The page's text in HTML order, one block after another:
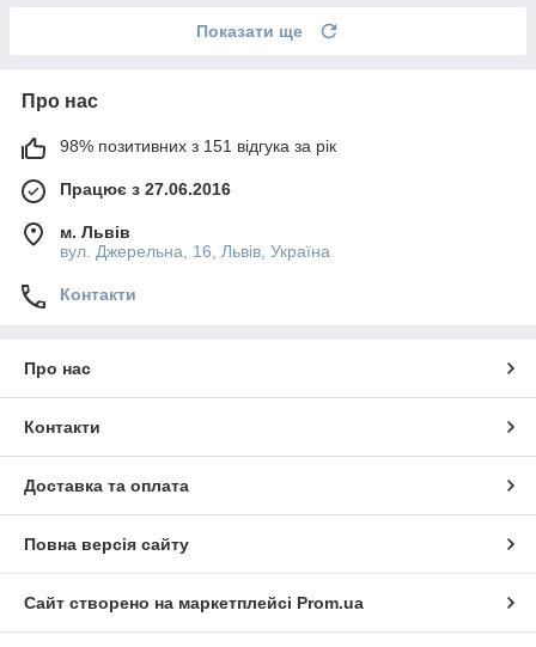
Показати ще
Про нас
98% позитивних з 151 відгука за рік
Працює з 27.06.2016
м. Львів
вул. Джерельна, 16, Львів, Україна
Контакти
Про нас
Контакти
Доставка та оплата
Повна версія сайту
Сайт створено на маркетплейсі Prom.ua